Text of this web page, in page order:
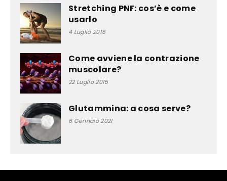
Stretching PNF: cos’è e come
usarlo
4 Luglio 2016
Come avviene la contrazione
muscolare?
22 Luglio 2015
Glutammina: a cosa serve?
6 Gennaio 2021